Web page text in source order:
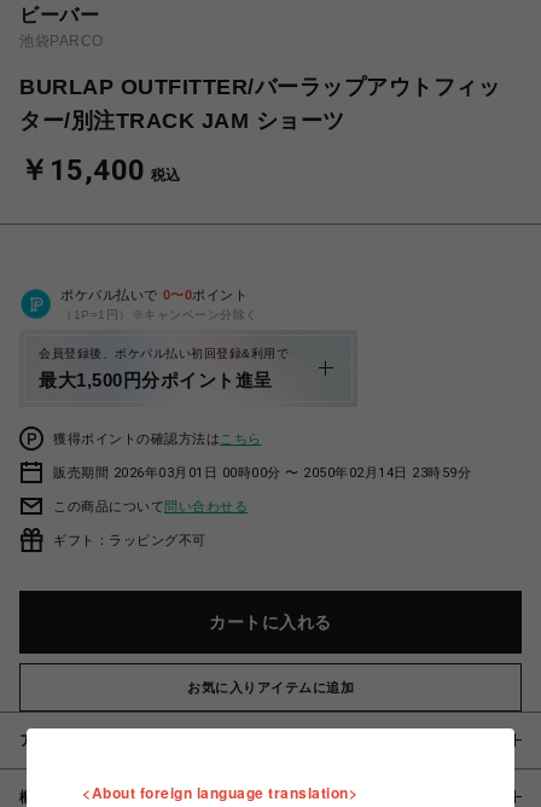
ビーバー
池袋PARCO
BURLAP OUTFITTER/バーラップアウトフィッ
ター/別注TRACK JAM ショーツ
￥15,400 税込
ポケパル払いで 0〜0ポイント
（1P=1円）※キャンペーン分除く
会員登録後、ポケパル払い初回登録&利用で
最大1,500円分ポイント進呈
獲得ポイントの確認方法は こちら
販売期間 2026年03月01日 00時00分 〜 2050年02月14日 23時59分
この商品について問い合わせる
ギフト：ラッピング不可
カートに入れる
お気に入りアイテムに追加
アイテム説明 / 素材
概要 <About foreign language translation>